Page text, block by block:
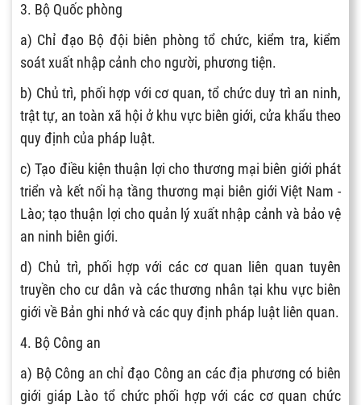
3. Bộ Quốc phòng
a) Chỉ đạo Bộ đội biên phòng tổ chức, kiểm tra, kiểm
soát xuất nhập cảnh cho người, phương tiện.
b) Chủ trì, phối hợp với cơ quan, tổ chức duy trì an ninh,
trật tự, an toàn xã hội ở khu vực biên giới, cửa khẩu theo
quy định của pháp luật.
c) Tạo điều kiện thuận lợi cho thương mại biên giới phát
triển và kết nối hạ tầng thương mại biên giới Việt Nam -
Lào; tạo thuận lợi cho quản lý xuất nhập cảnh và bảo vệ
an ninh biên giới.
d) Chủ trì, phối hợp với các cơ quan liên quan tuyên
truyền cho cư dân và các thương nhân tại khu vực biên
giới về Bản ghi nhớ và các quy định pháp luật liên quan.
4. Bộ Công an
a) Bộ Công an chỉ đạo Công an các địa phương có biên
giới giáp Lào tổ chức phối hợp với các cơ quan chức